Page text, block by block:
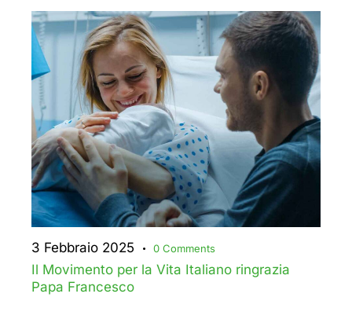
3 Febbraio 2025 0 Comments
Il Movimento per la Vita Italiano ringrazia
Papa Francesco